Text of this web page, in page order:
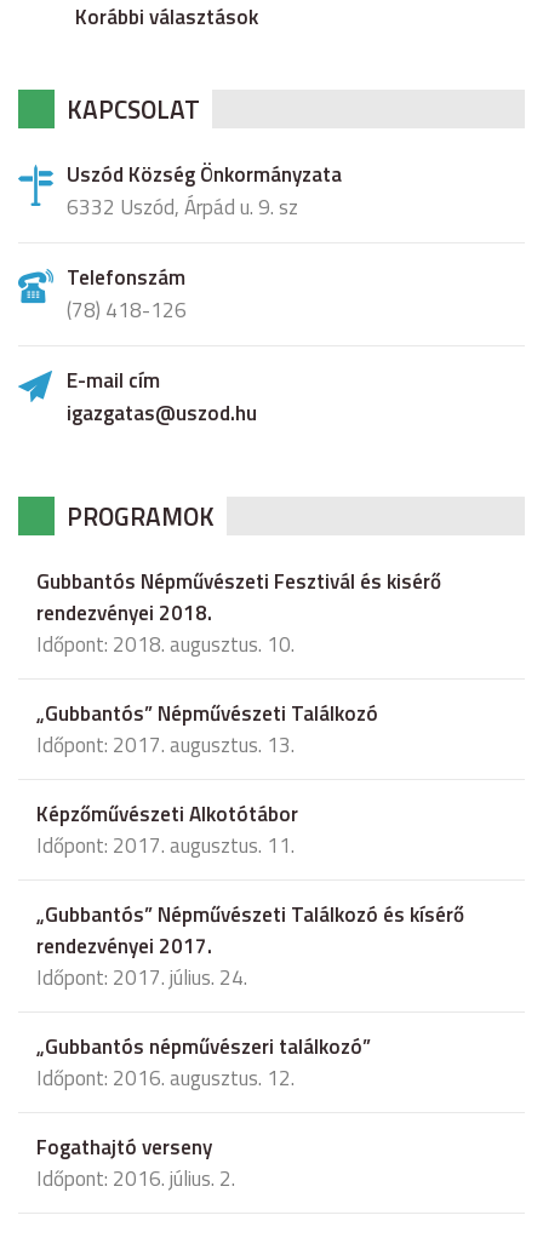
Korábbi választások
KAPCSOLAT
Uszód Község Önkormányzata
6332 Uszód, Árpád u. 9. sz
Telefonszám
(78) 418-126
E-mail cím
igazgatas@uszod.hu
PROGRAMOK
Gubbantós Népművészeti Fesztivál és kisérő
rendezvényei 2018.
Időpont: 2018. augusztus. 10.
„Gubbantós” Népművészeti Találkozó
Időpont: 2017. augusztus. 13.
Képzőművészeti Alkotótábor
Időpont: 2017. augusztus. 11.
„Gubbantós” Népművészeti Találkozó és kísérő
rendezvényei 2017.
Időpont: 2017. július. 24.
„Gubbantós népművészeri találkozó”
Időpont: 2016. augusztus. 12.
Fogathajtó verseny
Időpont: 2016. július. 2.